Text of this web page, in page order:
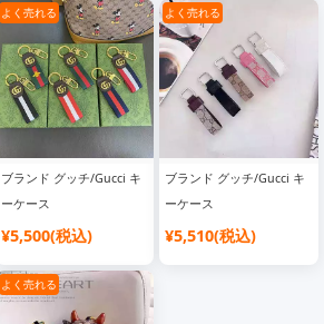
よく売れる
ブランド グッチ/Gucci キ
ーケース
¥5,500(税込)
よく売れる
ブランド グッチ/Gucci キ
ーケース
¥5,510(税込)
よく売れる